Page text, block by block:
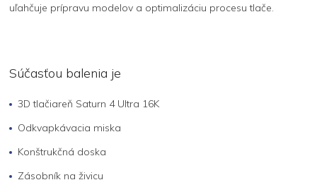
uľahčuje prípravu modelov a optimalizáciu procesu tlače.
Súčasťou balenia je
3D tlačiareň Saturn 4 Ultra 16K
Odkvapkávacia miska
Konštrukčná doska
Zásobník na živicu